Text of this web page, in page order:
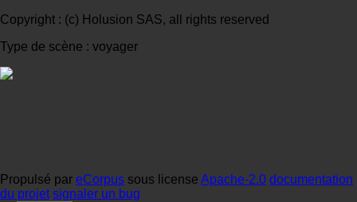
Copyright : (c) Holusion SAS, all rights reserved
Type de scène : voyager
Propulsé par eCorpus sous license Apache-2.0 documentation
du projet signaler un bug